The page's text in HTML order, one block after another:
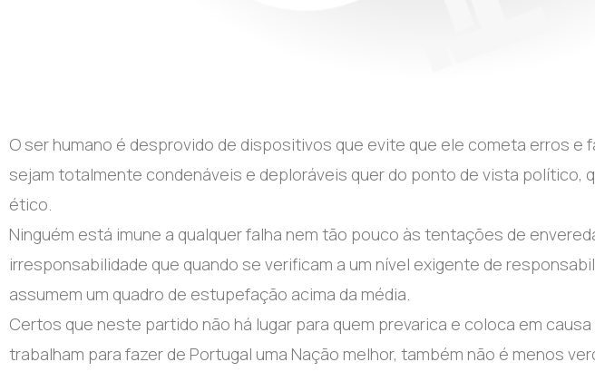
O ser humano é desprovido de dispositivos que evite que ele cometa erros e
sejam totalmente condenáveis e deploráveis quer do ponto de vista político,
ético.
Ninguém está imune a qualquer falha nem tão pouco às tentações de
irresponsabilidade que quando se verificam a um nível exigente de
assumem um quadro de estupefação acima da média.
Certos que neste partido não há lugar para quem prevarica e coloca em
trabalham para fazer de Portugal uma Nação melhor, também não é menos